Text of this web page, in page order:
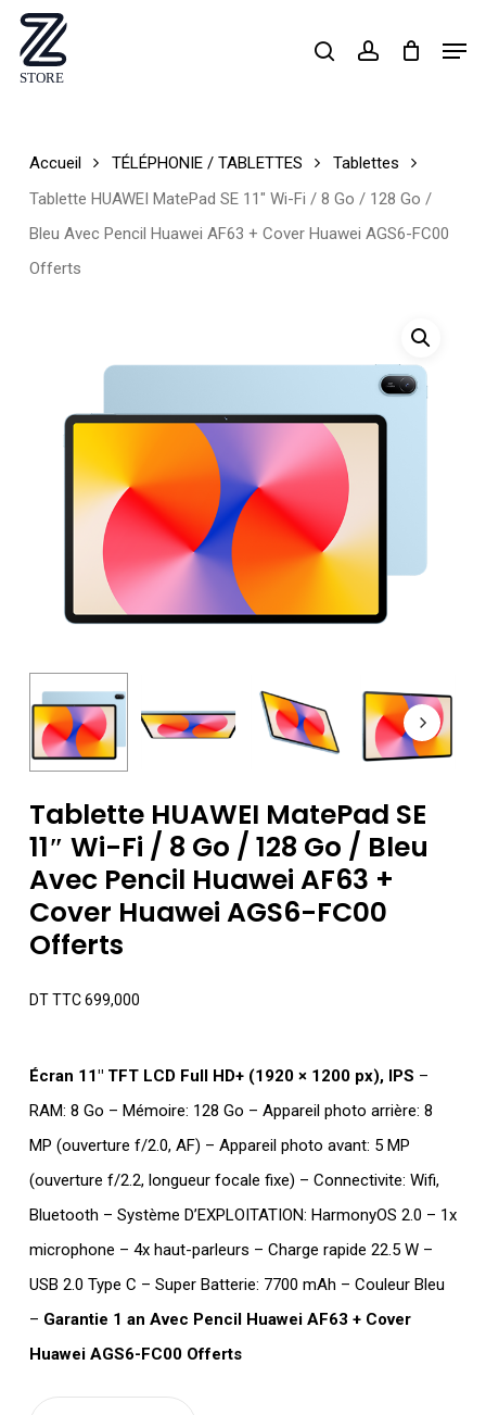
Skip
main
searchaccount
Accueil TÉLÉPHONIE / TABLETTES
Tablettes
Tablette HUAWEI MatePad SE 11″ Wi-Fi / 8 Go / 128 Go /
Bleu Avec Pencil Huawei AF63 + Cover Huawei AGS6-FC00
Offerts
Tablette HUAWEI MatePad SE
11″ Wi-Fi / 8 Go / 128 Go / Bleu
Avec Pencil Huawei AF63 +
Cover Huawei AGS6-FC00
Offerts
DT TTC699,000
Écran 11″ TFT LCD Full HD+ (1920 × 1200 px), IPS –
RAM: 8 Go – Mémoire: 128 Go – Appareil photo arrière: 8
MP (ouverture f/2.0, AF) – Appareil photo avant: 5 MP
(ouverture f/2.2, longueur focale fixe) – Connectivite: Wifi,
Bluetooth – Système D’EXPLOITATION: HarmonyOS 2.0 – 1x
microphone – 4x haut-parleurs – Charge rapide 22.5 W –
USB 2.0 Type C – Super Batterie: 7700 mAh – Couleur Bleu
– Garantie 1 an Avec Pencil Huawei AF63 + Cover
Huawei AGS6-FC00 Offerts